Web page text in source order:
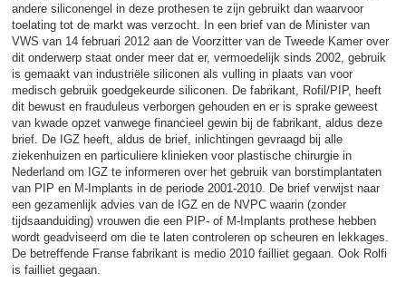
andere siliconengel in deze prothesen te zijn gebruikt dan waarvoor
toelating tot de markt was verzocht. In een brief van de Minister van
VWS van 14 februari 2012 aan de Voorzitter van de Tweede Kamer over
dit onderwerp staat onder meer dat er, vermoedelijk sinds 2002, gebruik
is gemaakt van industriële siliconen als vulling in plaats van voor
medisch gebruik goedgekeurde siliconen. De fabrikant, Rofil/PIP, heeft
dit bewust en frauduleus verborgen gehouden en er is sprake geweest
van kwade opzet vanwege financieel gewin bij de fabrikant, aldus deze
brief. De IGZ heeft, aldus de brief, inlichtingen gevraagd bij alle
ziekenhuizen en particuliere klinieken voor plastische chirurgie in
Nederland om IGZ te informeren over het gebruik van borstimplantaten
van PIP en M-Implants in de periode 2001-2010. De brief verwijst naar
een gezamenlijk advies van de IGZ en de NVPC waarin (zonder
tijdsaanduiding) vrouwen die een PIP- of M-Implants prothese hebben
wordt geadviseerd om die te laten controleren op scheuren en lekkages.
De betreffende Franse fabrikant is medio 2010 failliet gegaan. Ook Rolfi
is failliet gegaan.